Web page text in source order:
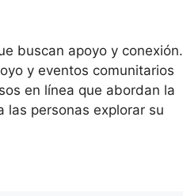
buscan apoyo y conexión.
y eventos comunitarios
en línea que abordan la
las personas explorar su